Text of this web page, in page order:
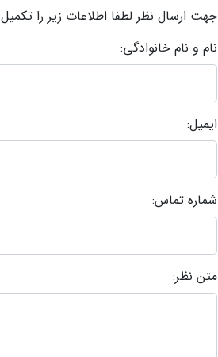
جهت ارسال نظر لطفا اطلاعات زیر را
نام و نام خانوادگی:
ایمیل:
شماره تماس:
متن نظر: